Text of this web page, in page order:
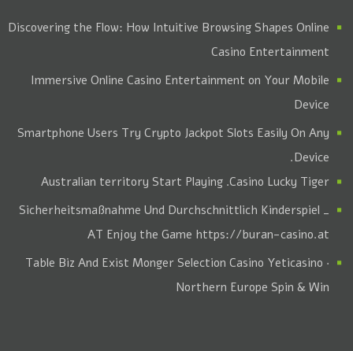
Discovering the Flow: How Intuitive Browsing Shapes Online
Casino Entertainment
Immersive Online Casino Entertainment on Your Mobile
Device
Smartphone Users Try Crypto Jackpot Slots Easily On Any
Device.
Casino Lucky Tiger
. Australian territory Start Playing
Sicherheitsmaßnahme Und Durchschnittlich Kinderspiel _
AT Enjoy the Game https://buran-casino.at
Table Biz And Exist Monger Selection Casino Yeticasino ·
Northern Europe Spin & Win